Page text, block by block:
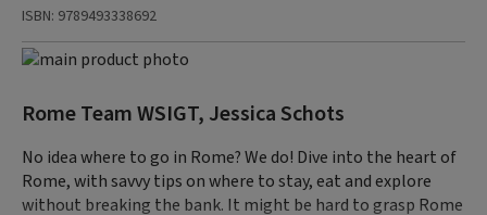
ISBN: 9789493338692
Ga
het
van
de
afbeeldingen-
naar
begin
van
de
Rome Team WSIGT, Jessica Schots
No idea where to go in Rome? We do! Dive into the heart of
Rome, with savvy tips on where to stay, eat and explore
without breaking the bank. It might be hard to grasp Rome